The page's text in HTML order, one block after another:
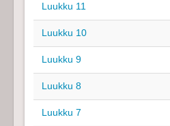
Luukku 11
Luukku 10
Luukku 9
Luukku 8
Luukku 7